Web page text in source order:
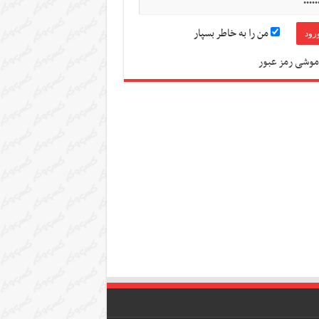
من را به خاطر بسپار
رمز عبور